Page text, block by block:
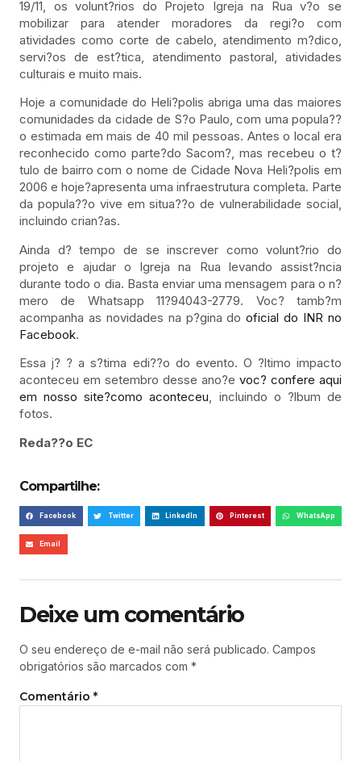
19/11, os volunt?rios do Projeto Igreja na Rua v?o se
mobilizar para atender moradores da regi?o com
atividades como corte de cabelo, atendimento m?dico,
servi?os de est?tica, atendimento pastoral, atividades
culturais e muito mais.
Hoje a comunidade do Heli?polis abriga uma das maiores
comunidades da cidade de S?o Paulo, com uma popula??
o estimada em mais de 40 mil pessoas. Antes o local era
reconhecido como parte?do Sacom?, mas recebeu o t?
tulo de bairro com o nome de Cidade Nova Heli?polis em
2006 e hoje?apresenta uma infraestrutura completa. Parte
da popula??o vive em situa??o de vulnerabilidade social,
incluindo crian?as.
Ainda d? tempo de se inscrever como volunt?rio do
projeto e ajudar o Igreja na Rua levando assist?ncia
durante todo o dia. Basta enviar uma mensagem para o n?
mero de Whatsapp 11?94043-2779. Voc? tamb?m
acompanha as novidades na p?gina dooficial do INR no
Facebook.
Essa j? ? a s?tima edi??o do evento. O ?ltimo impacto
aconteceu em setembro desse ano?e voc? confere aqui
em nosso site?como aconteceu, incluindo o ?lbum de
fotos.
Reda??o EC
Compartilhe:
Facebook Twitter LinkedIn Pinterest WhatsApp
Email
Deixe um comentário
O seu endereço de e-mail não será publicado. Campos
obrigatórios são marcados com *
Comentário *